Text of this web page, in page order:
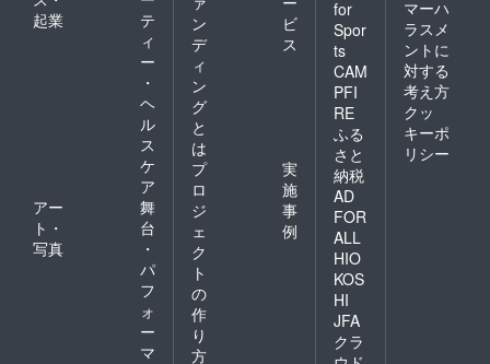
起業
テ
ィ
ー
・
ヘ
ル
ス
ケ
ア
アー
ト・
写真
舞
台
・
パ
フ
ォ
ー
マ
ン
デ
ィ
ン
グ
と
は
ビ
ス
プ
ロ
ジ
ェ
ク
ト
の
作
り
方
実
施
事
例
for
Spor
ts
CAM
PFI
RE
ふる
さと
納税
AD
FOR
ALL
HIO
KOS
HI
JFA
クラ
マーハ
ラスメ
ントに
対する
考え方
クッ
キーポ
リシー